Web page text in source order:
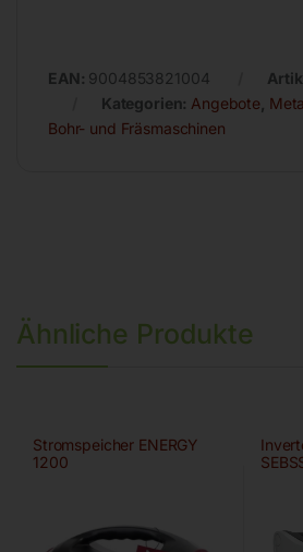
EAN: 9004853821004
Kategorien: Angebote
Bohr- und Fräsmaschinen
Ähnliche Produkte
Stromspeicher ENERGY
1200